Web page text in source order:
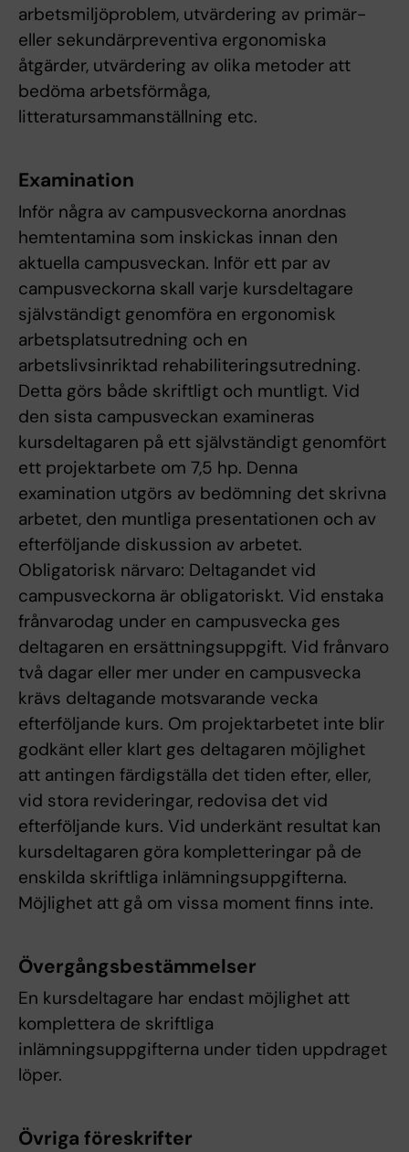
arbetsmiljöproblem, utvärdering av primär-
eller sekundärpreventiva ergonomiska
åtgärder, utvärdering av olika metoder att
bedöma arbetsförmåga,
litteratursammanställning etc.
Examination
Inför några av campusveckorna anordnas
hemtentamina som inskickas innan den
aktuella campusveckan. Inför ett par av
campusveckorna skall varje kursdeltagare
självständigt genomföra en ergonomisk
arbetsplatsutredning och en
arbetslivsinriktad rehabiliteringsutredning.
Detta görs både skriftligt och muntligt. Vid
den sista campusveckan examineras
kursdeltagaren på ett självständigt genomfört
ett projektarbete om 7,5 hp. Denna
examination utgörs av bedömning det skrivna
arbetet, den muntliga presentationen och av
efterföljande diskussion av arbetet.
Obligatorisk närvaro: Deltagandet vid
campusveckorna är obligatoriskt. Vid enstaka
frånvarodag under en campusvecka ges
deltagaren en ersättningsuppgift. Vid frånvaro
två dagar eller mer under en campusvecka
krävs deltagande motsvarande vecka
efterföljande kurs. Om projektarbetet inte blir
godkänt eller klart ges deltagaren möjlighet
att antingen färdigställa det tiden efter, eller,
vid stora revideringar, redovisa det vid
efterföljande kurs. Vid underkänt resultat kan
kursdeltagaren göra kompletteringar på de
enskilda skriftliga inlämningsuppgifterna.
Möjlighet att gå om vissa moment finns inte.
Övergångsbestämmelser
En kursdeltagare har endast möjlighet att
komplettera de skriftliga
inlämningsuppgifterna under tiden uppdraget
löper.
Övriga föreskrifter